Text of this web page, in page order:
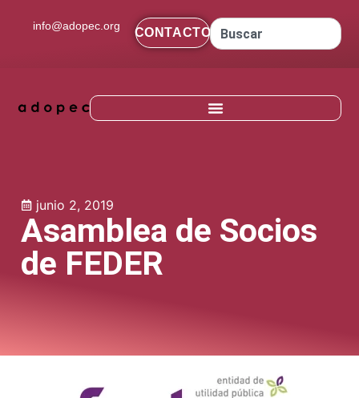
info@adopec.org CONTACTO
Asamblea de Socios
de FEDER
junio 2, 2019